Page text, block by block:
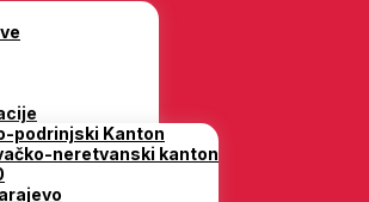
podrinjski Kanton
neretvanski kanton